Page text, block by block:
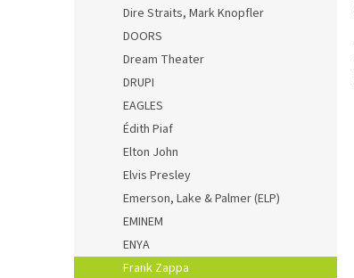
Dire Straits, Mark Knopfler
DOORS
Dream Theater
DRUPI
EAGLES
Édith Piaf
Elton John
Elvis Presley
Emerson, Lake & Palmer (ELP)
EMINEM
ENYA
Frank Zappa